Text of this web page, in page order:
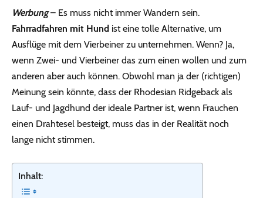
Werbung – Es muss nicht immer Wandern sein.
Fahrradfahren mit Hund ist eine tolle Alternative, um
Ausflüge mit dem Vierbeiner zu unternehmen. Wenn? Ja,
wenn Zwei- und Vierbeiner das zum einen wollen und zum
anderen aber auch können. Obwohl man ja der (richtigen)
Meinung sein könnte, dass der Rhodesian Ridgeback als
Lauf- und Jagdhund der ideale Partner ist, wenn Frauchen
einen Drahtesel besteigt, muss das in der Realität noch
lange nicht stimmen.
Inhalt: